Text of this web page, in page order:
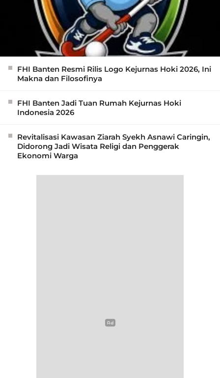
FHI Banten Resmi Rilis Logo Kejurnas Hoki 2026, Ini
Makna dan Filosofinya
FHI Banten Jadi Tuan Rumah Kejurnas Hoki
Indonesia 2026
Revitalisasi Kawasan Ziarah Syekh Asnawi Caringin,
Didorong Jadi Wisata Religi dan Penggerak
Ekonomi Warga